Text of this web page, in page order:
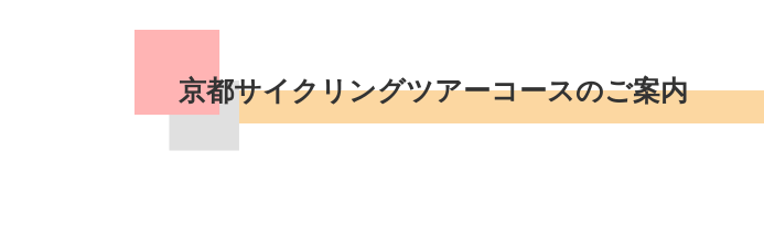
京都サイクリングツアーコースのご案内